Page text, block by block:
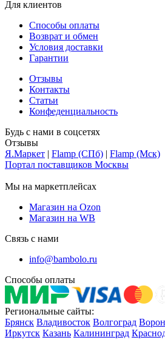
Для клиентов
Способы оплаты
Возврат и обмен
Условия доставки
Гарантии
Отзывы
Контакты
Статьи
Конфеденциальность
Будь с нами в соцсетях
Отзывы
Я.Маркет | Flamp (СПб) | Flamp (Мск)
Портал поставщиков Москвы
Мы на маркетплейсах
Магазин на Ozon
Магазин на WB
Связь с нами
info@bambolo.ru
Способы оплаты
Региональные сайты:
Брянск Владивосток Волгоград
Иркутск Казань Калининград